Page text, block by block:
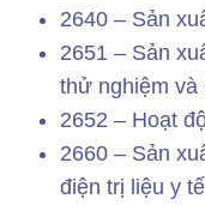
2640 – Sản
2651 – Sản
thử nghiệm và
2652 – Hoạt
2660 – Sản
điện trị liệu y tế